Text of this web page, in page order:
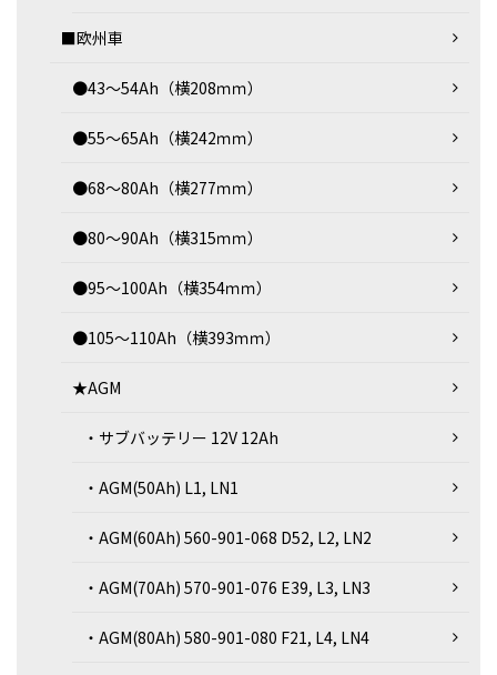
■欧州車
●43～54Ah（横208ｍｍ）
●55～65Ah（横242ｍｍ）
●68～80Ah（横277ｍｍ）
●80～90Ah（横315ｍｍ）
●95～100Ah（横354ｍｍ）
●105～110Ah（横393ｍｍ）
★AGM
・サブバッテリー 12V 12Ah
・AGM(50Ah) L1, LN1
・AGM(60Ah) 560-901-068 D52, L2, LN2
・AGM(70Ah) 570-901-076 E39, L3, LN3
・AGM(80Ah) 580-901-080 F21, L4, LN4